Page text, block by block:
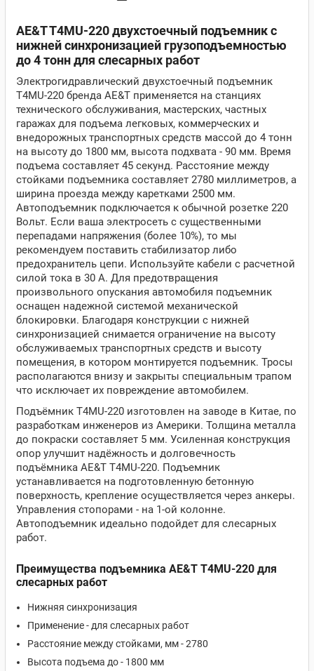
AE&T T4MU-220 двухстоечный подъемник с
нижней синхронизацией грузоподъемностью
до 4 тонн для слесарных работ
Электрогидравлический двухстоечный подъемник
T4MU-220 бренда AE&T применяется на станциях
технического обслуживания, мастерских, частных
гаражах для подъема легковых, коммерческих и
внедорожных транспортных средств массой до 4 тонн
на высоту до 1800 мм, высота подхвата - 90 мм. Время
подъема составляет 45 секунд. Расстояние между
стойками подъемника составляет 2780 миллиметров, а
ширина проезда между каретками 2500 мм.
Автоподъемник подключается к обычной розетке 220
Вольт. Если ваша электросеть с существенными
перепадами напряжения (более 10%), то мы
рекомендуем поставить стабилизатор либо
предохранитель цепи. Используйте кабели с расчетной
силой тока в 30 А. Для предотвращения
произвольного опускания автомобиля подъемник
оснащен надежной системой механической
блокировки. Благодаря конструкции с нижней
синхронизацией снимается ограничение на высоту
обслуживаемых транспортных средств и высоту
помещения, в котором монтируется подъемник. Тросы
располагаются внизу и закрыты специальным трапом
что исключает их повреждение автомобилем.
Подъёмник T4MU-220 изготовлен на заводе в Китае, по
разработкам инженеров из Америки. Толщина металла
до покраски составляет 5 мм. Усиленная конструкция
опор улучшит надёжность и долговечность
подъёмника AE&T T4MU-220. Подъемник
устанавливается на подготовленную бетонную
поверхность, крепление осуществляется через анкеры.
Управления стопорами - на 1-ой колонне.
Автоподъемник идеально подойдет для слесарных
работ.
Преимущества подъемника AE&T T4MU-220 для
слесарных работ
Нижняя синхронизация
Применение - для слесарных работ
Расстояние между стойками, мм - 2780
Высота подъема до - 1800 мм